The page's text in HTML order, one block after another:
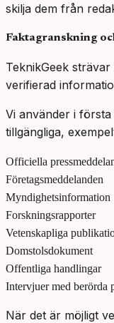
skilja dem från
Faktagranskning
TeknikGeek
verifierad
Vi använder i
tillgängliga,
Officiella
Företagsmeddelanden
Myndighetsinformation
Forskningsrapporter
Vetenskapliga
Domstolsdokument
Offentliga handlingar
Intervjuer med berörda
När det är möjligt